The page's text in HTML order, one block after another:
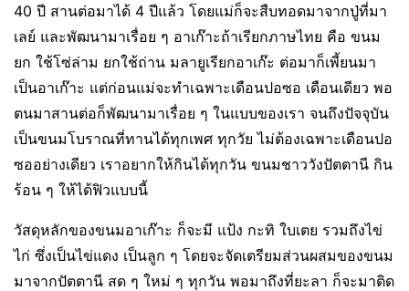
40 ปี สานต่อมาได้ 4 ปีแล้ว โดยแม่ก็จะสืบทอดมาจากปู่ที่มา
เลย์ และพัฒนามาเรื่อย ๆ อาเก๊าะถ้าเรียกภาษไทย คือ ขนม
ยก ใช้โซ่ล่าม ยกใช้ถ่าน มลายูเรียกอาเก๊ะ ต่อมาก็เพี้ยนมา
เป็นอาเก๊าะ แต่ก่อนแม่จะทำเฉพาะเดือนปอซอ เดือนเดียว พอ
ตนมาสานต่อก็พัฒนามาเรื่อย ๆ ในแบบของเรา จนถึงปัจจุบัน
เป็นขนมโบราณที่ทานได้ทุกเพศ ทุกวัย ไม่ต้องเฉพาะเดือนปอ
ซออย่างเดียว เราอยากให้กินได้ทุกวัน ขนมชาววังปัตตานี กิน
ร้อน ๆ ให้ได้ฟิวแบบนี้
วัสดุหลักของขนมอาเก๊าะ ก็จะมี แป้ง กะทิ ใบเตย รวมถึงไข่
ไก่ ซึ่งเป็นไข่แดง เป็นลูก ๆ โดยจะจัดเตรียมส่วนผสมของขนม
มาจากปัตตานี สด ๆ ใหม่ ๆ ทุกวัน พอมาถึงที่ยะลา ก็จะมาติด